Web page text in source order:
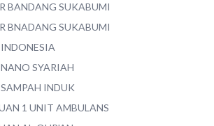
BANDANG SUKABUMI
BNADANG SUKABUMI
SYARIAH
INDUK
1 UNIT AMBULANS